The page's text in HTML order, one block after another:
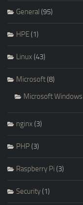
General (95)
HPE(1)
Linux (43)
Microsoft(8)
Microsoft Windows
nginx (3)
PHP(3)
Raspberry Pi (3)
Security(1)